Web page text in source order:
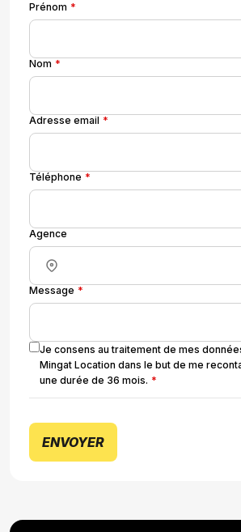
Prénom
Nom
Adresse email
Téléphone
Agence
Message
Je consens au traitement de mes
Mingat Location dans le but de me
une durée de 36 mois.
ENVOYER